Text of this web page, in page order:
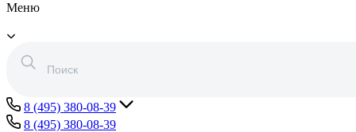
Меню
8 (495) 380-08-39
8 (495) 380-08-39